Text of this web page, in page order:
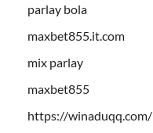
parlay bola
maxbet855.it.com
mix parlay
maxbet855
https://winaduqq.com/